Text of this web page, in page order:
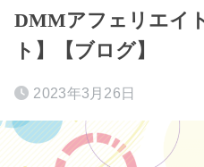
DMMアフェリエイ
ト】【ブログ】
2023年3月26日